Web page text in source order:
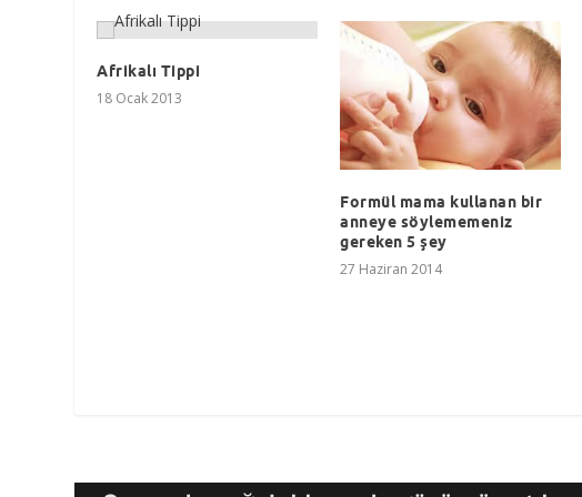
Afrikalı Tippi
18 Ocak 2013
Formül mama kullanan bir
anneye söylememeniz
gereken 5 şey
27 Haziran 2014